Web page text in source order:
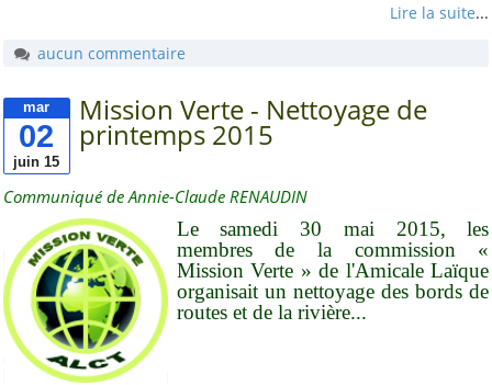
Lire la suite...
aucun commentaire
mar
02
juin 15
Mission Verte - Nettoyage de
printemps 2015
Communiqué de Annie-Claude RENAUDIN
Le samedi 30 mai 2015, les
membres de la commission «
Mission Verte » de l'Amicale Laïque
organisait un nettoyage des bords de
routes et de la rivière...